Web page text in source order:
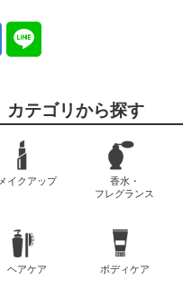
カテゴリから探す
メイクアップ
香水・
フレグランス
ヘアケア ボディケア